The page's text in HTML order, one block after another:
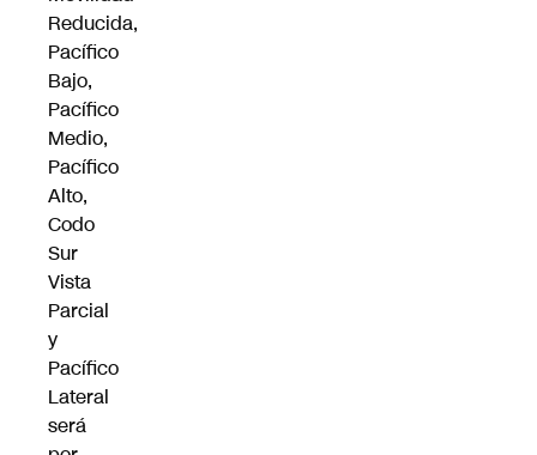
Reducida,
Pacífico
Bajo,
Pacífico
Medio,
Pacífico
Alto,
Codo
Sur
Vista
Parcial
y
Pacífico
Lateral
será